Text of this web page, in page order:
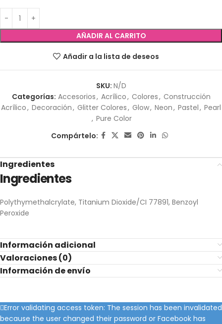
AÑADIR AL CARRITO
Añadir a la lista de deseos
SKU: N/D
Categorías: Accesorios, Acrílico, Colores, Construcción
Acrílico, Decoración, Glitter Colores, Glow, Neon, Pastel, Pearl
, Pure Color
Compártelo:
Ingredientes
Ingredientes
Polythymethalcrylate, Titanium Dioxide/CI 77891, Benzoyl
Peroxide
Información adicional
Valoraciones (0)
Información de envío
Error validating access token: The session has been invalidated
because the user changed their password or Facebook has